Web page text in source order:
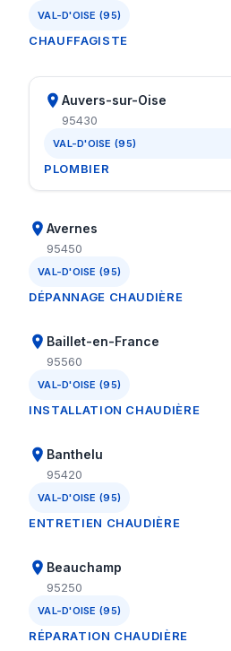
VAL-D'OISE (95)
CHAUFFAGISTE
Auvers-sur-Oise
95430
VAL-D'OISE (95)
PLOMBIER
Avernes
95450
VAL-D'OISE (95)
DÉPANNAGE CHAUDIÈRE
Baillet-en-France
95560
VAL-D'OISE (95)
INSTALLATION CHAUDIÈRE
Banthelu
95420
VAL-D'OISE (95)
ENTRETIEN CHAUDIÈRE
Beauchamp
95250
VAL-D'OISE (95)
RÉPARATION CHAUDIÈRE